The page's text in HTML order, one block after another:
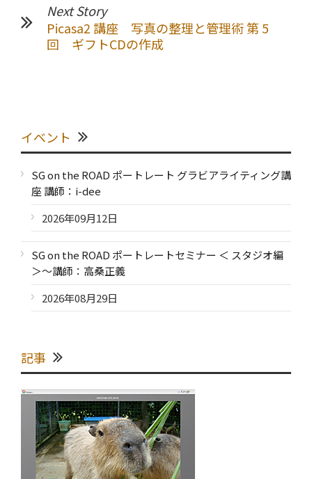
Next Story
Picasa2 講座 写真の整理と管理術 第 5
回 ギフトCDの作成
イベント
SG on the ROAD ポートレート グラビアライティング講
座 講師：i-dee
2026年09月12日
SG on the ROAD ポートレートセミナー ＜ スタジオ編
＞～講師：高桑正義
2026年08月29日
記事